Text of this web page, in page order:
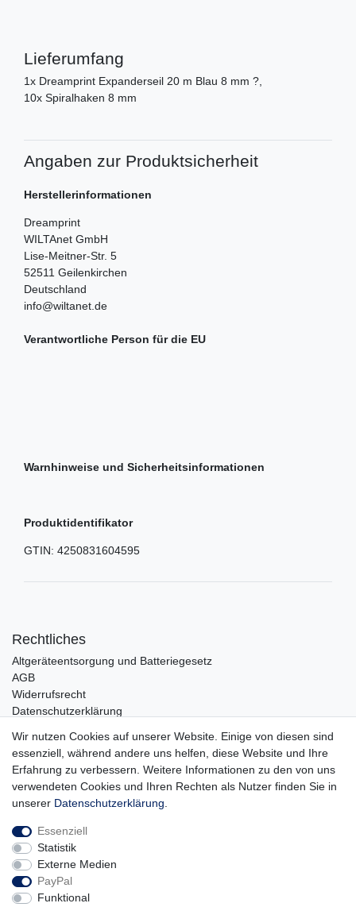
Lieferumfang
1x Dreamprint Expanderseil 20 m Blau 8 mm ?,
10x Spiralhaken 8 mm
Angaben zur Produktsicherheit
Herstellerinformationen
Dreamprint
WILTAnet GmbH
Lise-Meitner-Str. 5
52511 Geilenkirchen
Deutschland
info@wiltanet.de
Verantwortliche Person für die EU
Warnhinweise und Sicherheitsinformationen
Produktidentifikator
GTIN: 4250831604595
Rechtliches
Altgeräteentsorgung und Batteriegesetz
AGB
Widerrufsrecht
Datenschutzerklärung
Impressum
Service
Zahlungsarten
Lieferung und Abholung
Unternehmen
Über uns
Karriere
Kontakt
Wir nutzen Cookies auf unserer Website. Einige von diesen sind
essenziell, während andere uns helfen, diese Website und Ihre
Erfahrung zu verbessern. Weitere Informationen zu den von uns
verwendeten Cookies und Ihren Rechten als Nutzer finden Sie in
unserer Daten­schutz­erklärung
Essenziell
Statistik
Externe Medien
PayPal
Funktional